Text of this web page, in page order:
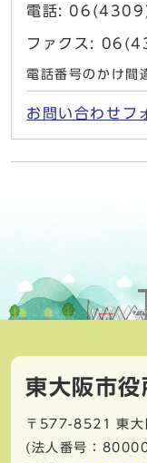
電話:
ファクス:
電話番号のかけ間
お問い合わせフ
東大阪市役
〒577-8521
東
(法人番号：